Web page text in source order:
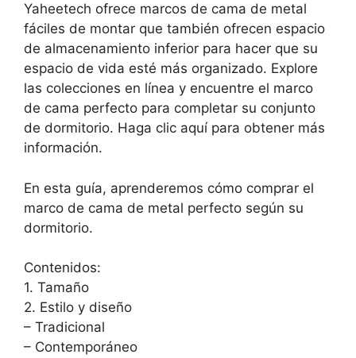
Yaheetech ofrece marcos de cama de metal
fáciles de montar que también ofrecen espacio
de almacenamiento inferior para hacer que su
espacio de vida esté más organizado. Explore
las colecciones en línea y encuentre el marco
de cama perfecto para completar su conjunto
de dormitorio. Haga clic aquí para obtener más
información.
En esta guía, aprenderemos cómo comprar el
marco de cama de metal perfecto según su
dormitorio.
Contenidos:
1. Tamaño
2. Estilo y diseño
– Tradicional
– Contemporáneo